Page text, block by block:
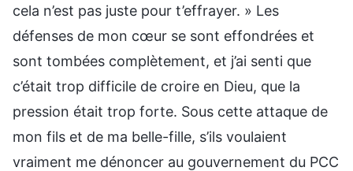
cela n’est pas juste pour t’effrayer. » Les
défenses de mon cœur se sont effondrées et
sont tombées complètement, et j’ai senti que
c’était trop difficile de croire en Dieu, que la
pression était trop forte. Sous cette attaque de
mon fils et de ma belle-fille, s’ils voulaient
vraiment me dénoncer au gouvernement du PCC